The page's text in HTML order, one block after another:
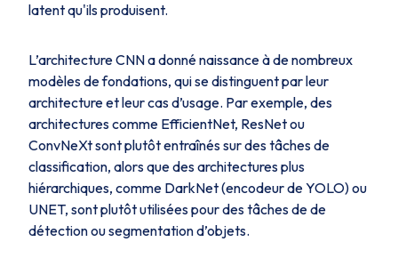
latent qu'ils produisent.
L’architecture CNN a donné naissance à de nombreux
modèles de fondations, qui se distinguent par leur
architecture et leur cas d’usage. Par exemple, des
architectures comme EfficientNet, ResNet ou
ConvNeXt sont plutôt entraînés sur des tâches de
classification, alors que des architectures plus
hiérarchiques, comme DarkNet (encodeur de YOLO) ou
UNET, sont plutôt utilisées pour des tâches de de
détection ou segmentation d’objets.